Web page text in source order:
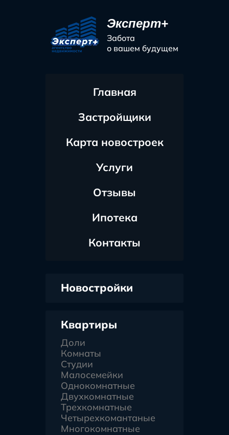
Эксперт+
Забота
о вашем будущем
Главная
Застройщики
Карта новостроек
Услуги
Отзывы
Ипотека
Контакты
Новостройки
Квартиры
Доли
Комнаты
Студии
Малосемейки
Однокомнатные
Двухкомнатные
Трехкомнатные
Четырехкомантаные
Многокомнатные